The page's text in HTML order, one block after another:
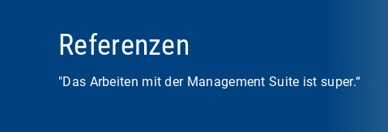
Referenzen
"Das Arbeiten mit der Management Suite ist super.“